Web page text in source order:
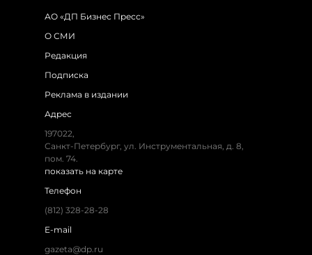
АО «ДП Бизнес Пресс»
О СМИ
Редакция
Подписка
Реклама в издании
Адрес
197022,
Санкт-Петербург, ул. Инструментальная, д. 8,
пом. 74.
показать на карте
Телефон
(812) 328-28-28
E-mail
gazeta@dp.ru